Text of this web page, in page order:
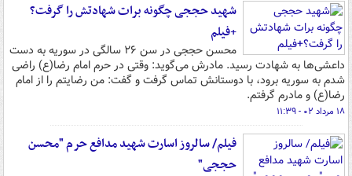
شهید حججی چگونه برات شهادتش را گرفت؟
+فیلم
محسن حججی در سن ۲۶ سالگی در سوریه به دست
داعشی‌ها به شهادت رسید. مادرش می‌گوید: وقتی در حرم امام رضا(ع) راضی
شدم به سوریه برود، با دوستانش تماس گرفت و گفت: من رضایتم را از امام
رضا(ع) و مادرم گرفتم.
۱۸ مرداد ۰۲ - ۱۱:۳۹
فیلم/ سالروز ‎اسارت شهید مدافع حرم "محسن
حججی"